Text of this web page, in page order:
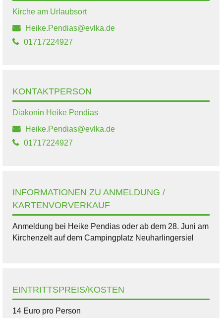
Kirche am Urlaubsort
Heike.Pendias@evlka.de
01717224927
KONTAKTPERSON
Diakonin Heike Pendias
Heike.Pendias@evlka.de
01717224927
INFORMATIONEN ZU ANMELDUNG /
KARTENVORVERKAUF
Anmeldung bei Heike Pendias oder ab dem 28. Juni am
Kirchenzelt auf dem Campingplatz Neuharlingersiel
EINTRITTSPREIS/KOSTEN
14 Euro pro Person